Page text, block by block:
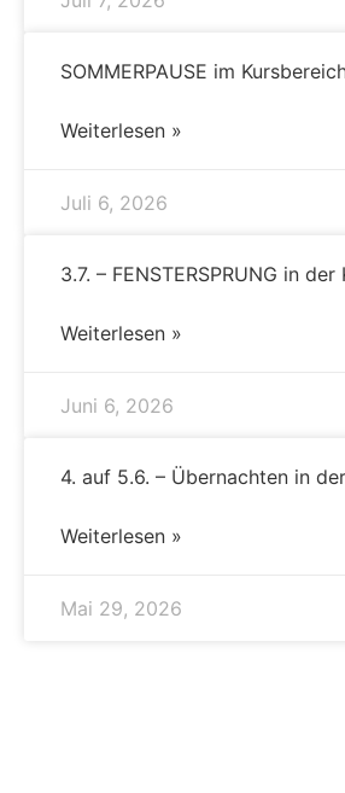
SOMMERPAUSE im
Weiterlesen »
Juli 6, 2026
3.7. – FENSTERSPRUNG in der
Weiterlesen »
Juni 6, 2026
4. auf 5.6. – Übernachten in
Weiterlesen »
Mai 29, 2026